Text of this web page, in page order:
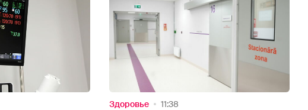
Здоровье 16:27